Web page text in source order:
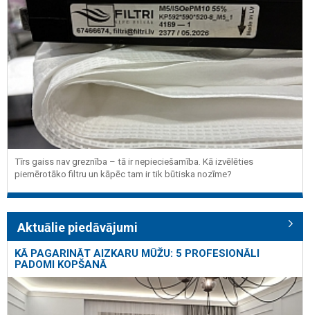
Tīrs gaiss nav greznība – tā ir nepieciešamība. Kā izvēlēties
piemērotāko filtru un kāpēc tam ir tik būtiska nozīme?
Aktuālie piedāvājumi
KĀ PAGARINĀT AIZKARU MŪŽU: 5 PROFESIONĀLI
PADOMI KOPŠANĀ